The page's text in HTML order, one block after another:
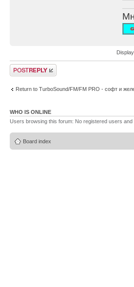
Post a reply
Return to TurboSound/FM/FM PRO - софт и
WHO IS ONLINE
Users browsing this forum: No registered users and
Board index